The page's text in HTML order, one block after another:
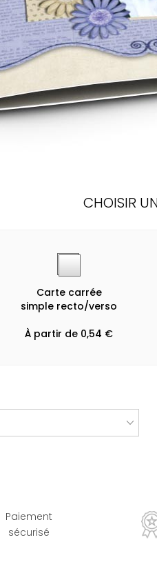
CHOISIR
Carte carrée
simple recto/verso
À partir de 0,54 €
Paiement
sécurisé